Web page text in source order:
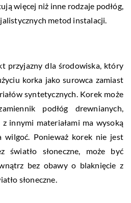
więcej niż inne rodzaje podłóg,
metod instalacji.
przyjazny dla środowiska, który
korka jako surowca zamiast
syntetycznych. Korek może
podłóg drewnianych,
innymi materiałami ma wysoką
wilgoć. Ponieważ korek nie jest
światło słoneczne, może być
bez obawy o blaknięcie z
słoneczne.